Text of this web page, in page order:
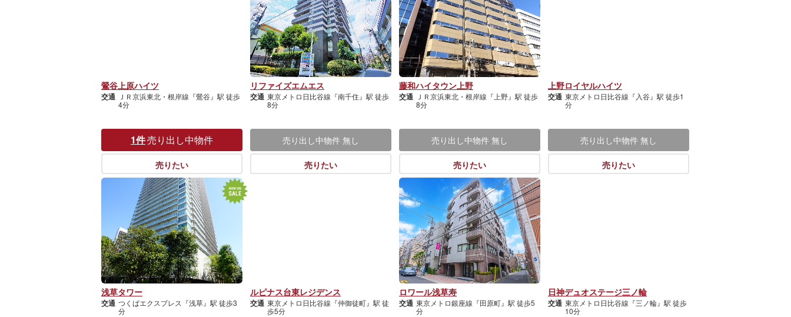
鶯谷上原ハイツ
交通
ＪＲ京浜東北・根岸線『鶯谷』駅 徒歩
4分
リファイズエムエス
交通 東京メトロ日比谷線『南千住』駅 徒歩
8分
藤和ハイタウン上野
交通
ＪＲ京浜東北・根岸線『上野』駅 徒歩
8分
上野ロイヤルハイツ
交通 東京メトロ日比谷線『入谷』駅 徒歩1
分
浅草タワー
1件売り出し中物件
売りたい
交通 つくばエクスプレス『浅草』駅 徒歩3
分
ルピナス台東レジデンス
売り出し中物件 無し
売りたい
交通 東京メトロ日比谷線『仲御徒町』駅 徒
歩5分
ロワール浅草寿
売り出し中物件 無し
売りたい
交通 東京メトロ銀座線『田原町』駅 徒歩5
分
日神デュオステージ三ノ輪
売り出し中物件 無し
売りたい
交通 東京メトロ日比谷線『三ノ輪』駅 徒歩
10分